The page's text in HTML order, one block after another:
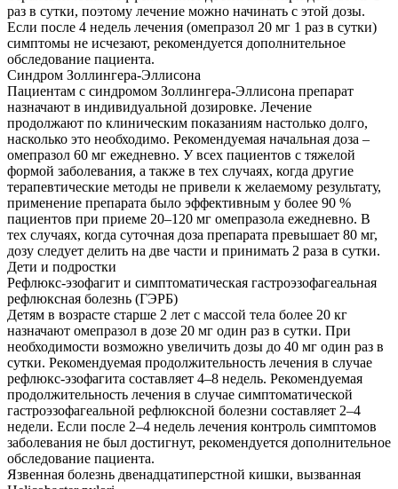
раз в сутки, поэтому лечение можно начинать с этой дозы.
Если после 4 недель лечения (омепразол 20 мг 1 раз в сутки)
симптомы не исчезают, рекомендуется дополнительное
обследование пациента.
Синдром Золлингера-Эллисона
Пациентам с синдромом Золлингера-Эллисона препарат
назначают в индивидуальной дозировке. Лечение
продолжают по клиническим показаниям настолько долго,
насколько это необходимо. Рекомендуемая начальная доза –
омепразол 60 мг ежедневно. У всех пациентов с тяжелой
формой заболевания, а также в тех случаях, когда другие
терапевтические методы не привели к желаемому результату,
применение препарата было эффективным у более 90 %
пациентов при приеме 20–120 мг омепразола ежедневно. В
тех случаях, когда суточная доза препарата превышает 80 мг,
дозу следует делить на две части и принимать 2 раза в сутки.
Дети и подростки
Рефлюкс-эзофагит и симптоматическая гастроэзофагеальная
рефлюксная болезнь (ГЭРБ)
Детям в возрасте старше 2 лет с массой тела более 20 кг
назначают омепразол в дозе 20 мг один раз в сутки. При
необходимости возможно увеличить дозы до 40 мг один раз в
сутки. Рекомендуемая продолжительность лечения в случае
рефлюкс-эзофагита составляет 4–8 недель. Рекомендуемая
продолжительность лечения в случае симптоматической
гастроэзофагеальной рефлюксной болезни составляет 2–4
недели. Если после 2–4 недель лечения контроль симптомов
заболевания не был достигнут, рекомендуется дополнительное
обследование пациента.
Язвенная болезнь двенадцатиперстной кишки, вызванная